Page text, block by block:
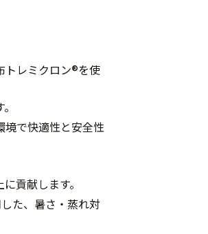
トレミクロン®を使
境で快適性と安全性
貢献します。
た、暑さ・蒸れ対